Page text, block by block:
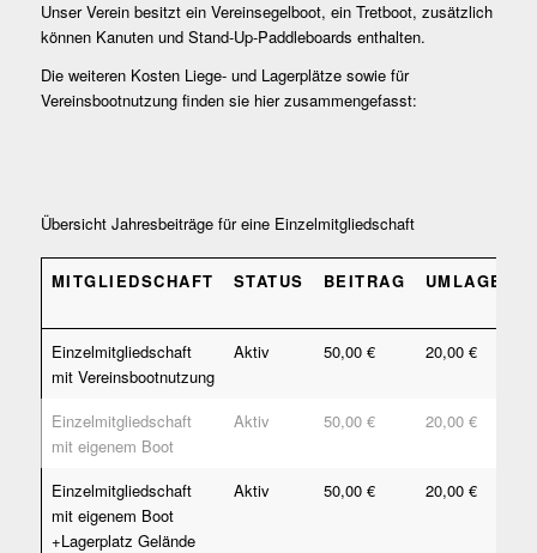
Unser Verein besitzt ein Vereinsegelboot, ein Tretboot, zusätzlich
können Kanuten und Stand-Up-Paddleboards enthalten.
Die weiteren Kosten Liege- und Lagerplätze sowie für
Vereinsbootnutzung finden sie hier zusammengefasst:
Übersicht Jahresbeiträge für eine Einzelmitgliedschaft
MITGLIEDSCHAFT STATUS BEITRAG UMLAGE
MITGLIEDSCHAFT STATUS
Einzelmitgliedschaft
mit Vereinsbootnutzung
Aktiv 50,00 € 20,00 €
Einzelmitgliedschaft
mit eigenem Boot
Aktiv 50,00 € 20,00 €
Einzelmitgliedschaft
mit eigenem Boot
+Lagerplatz Gelände
Aktiv 50,00 € 20,00 €